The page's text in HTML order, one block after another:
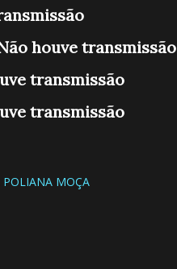
houve transmissão
transmissão
transmissão
POLIANA MOÇA